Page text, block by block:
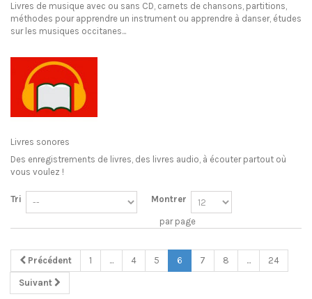
Livres de musique avec ou sans CD, carnets de chansons, partitions,
méthodes pour apprendre un instrument ou apprendre à danser, études
sur les musiques occitanes...
Livres sonores
Des enregistrements de livres, des livres audio, à écouter partout où
vous voulez !
Tri Montrer
par page
Précédent 1 ... 4 5 6 7 8 ... 24
Suivant